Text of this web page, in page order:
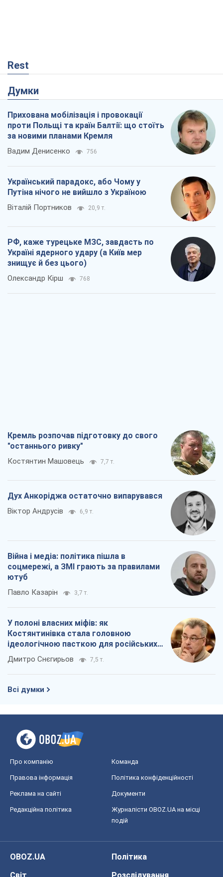
Rest
Думки
Прихована мобілізація і провокації
проти Польщі та країн Балтії: що стоїть
за новими планами Кремля
Вадим Денисенко 756
Український парадокс, або Чому у
Путіна нічого не вийшло з Україною
Віталій Портников 20,9 т.
РФ, каже турецьке МЗС, завдасть по
Україні ядерного удару (а Київ мер
знищує й без цього)
Олександр Кірш 768
Кремль розпочав підготовку до свого
"останнього ривку"
Костянтин Машовець 7,7 т.
Дух Анкоріджа остаточно випарувався
Віктор Андрусів 6,9 т.
Війна і медіа: політика пішла в
соцмережі, а ЗМІ грають за правилами
ютуб
Павло Казарін 3,7 т.
У полоні власних міфів: як
Костянтинівка стала головною
ідеологічною пасткою для російських
окупантів
Дмитро Снєгирьов 7,5 т.
Всі думки
Про компанію Команда
Правова інформація Політика конфіденційності
Реклама на сайті Документи
Редакційна політика
Журналісти OBOZ.UA на місці
подій
OBOZ.UA
Політика
Світ
Розслідування